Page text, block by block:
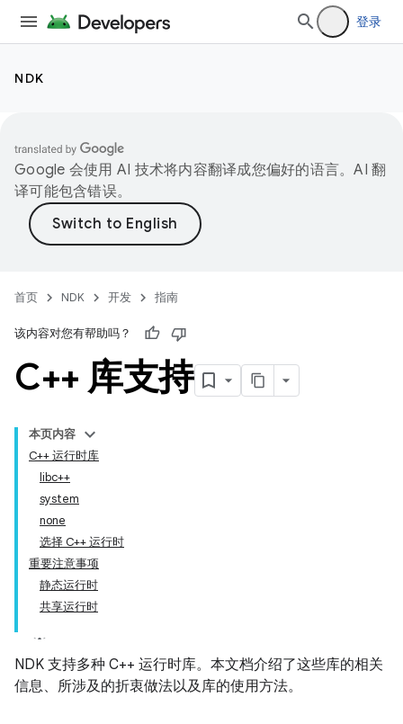
登录
NDK
Google 会使用 AI 技术将内容翻译成您偏好的语言。AI 翻
译可能包含错误。
首页 NDK 开发 指南
该内容对您有帮助吗？
C++ 库支持
本页内容
C++ 运行时库
libc++
system
none
选择 C++ 运行时
重要注意事项
静态运行时
共享运行时
NDK 支持多种 C++ 运行时库。本文档介绍了这些库的相关
信息、所涉及的折衷做法以及库的使用方法。